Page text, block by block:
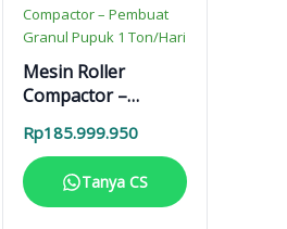
Mesin Roller
Compactor –
Pupuk 1 Ton/Hari
Rp185.999.950
Tanya CS